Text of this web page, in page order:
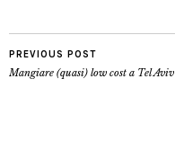
PREVIOUS POST
Mangiare (quasi) low cost a Tel Aviv